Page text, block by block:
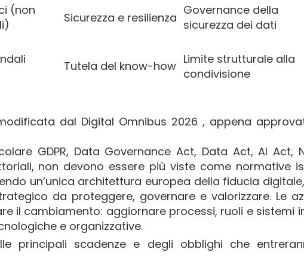
(non
Sicurezza e resilienza
Governance della
sicurezza dei dati
Tutela del know-how Limite strutturale alla
condivisione
dal Digital Omnibus 2026 , appena
GDPR, Data Governance Act, Data Act, AI Act,
non devono essere più viste come normative
un’unica architettura europea della fiducia
da proteggere, governare e valorizzare. Le
il cambiamento: aggiornare processi, ruoli e sistemi
e organizzative.
principali scadenze e degli obblighi che